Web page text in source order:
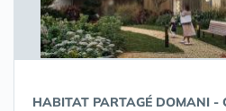
HABITAT PARTAGÉ DOMANI -